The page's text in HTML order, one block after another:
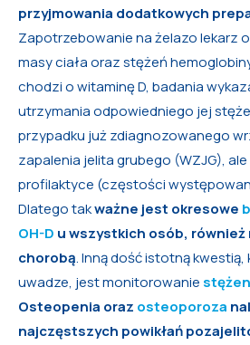
przyjmowania dodatkowych
Zapotrzebowanie na żelazo lekarz
masy ciała oraz stężeń
chodzi o witaminę D, badania
utrzymania odpowiedniego jej
przypadku już zdiagnozowanego
zapalenia jelita grubego (WZJG),
profilaktyce (częstości
Dlatego takważne jest okresowe
OH-D u wszystkich osób,
chorobą. Inną dość istotną
uwadze, jest monitorowanie
Osteopenia oraz osteoporoza
najczęstszych powikłań